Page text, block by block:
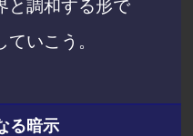
と調和する形で
いこう。
る暗示